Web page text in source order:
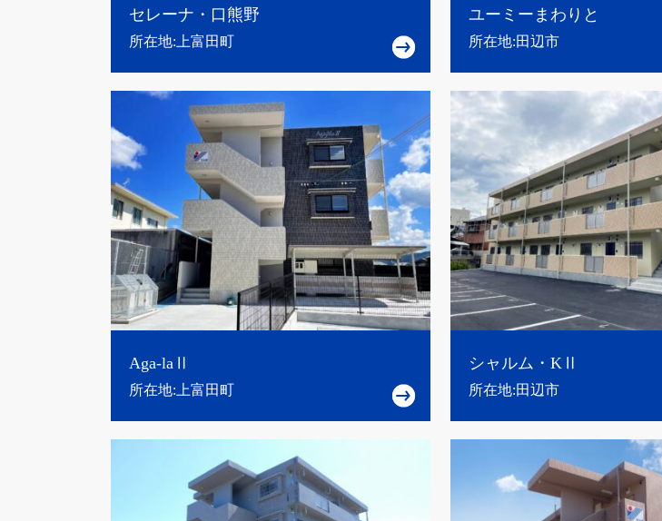
セレーナ・口熊野
所在地:上富田町
ユーミーまわりと
所在地:田辺市
Aga-laⅡ
所在地:上富田町
シャルム・KⅡ
所在地:田辺市